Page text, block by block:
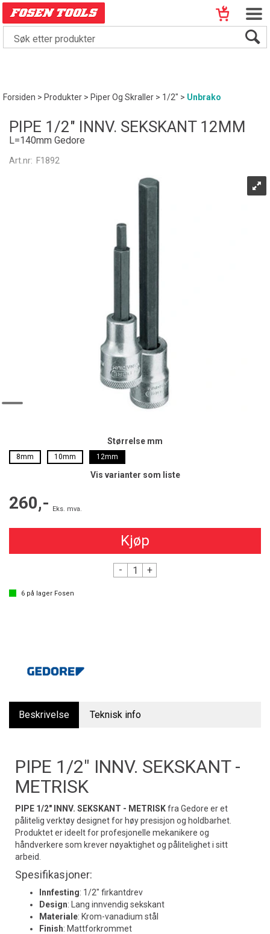
Forsiden>Produkter>Piper Og Skraller>1/2">Unbrako
PIPE 1/2" INNV. SEKSKANT 12MM
L=140mm Gedore
Art.nr: F1892
Størrelse mm
8mm 10mm 12mm
Vis varianter som liste
260,- Eks. mva.
Kjøp
- +
6 på lager Fosen
Beskrivelse Teknisk info
PIPE 1/2" INNV. SEKSKANT -
METRISK
PIPE 1/2" INNV. SEKSKANT - METRISKfra Gedore er et
pålitelig verktøy designet for høy presisjon og holdbarhet.
Produktet er ideelt for profesjonelle mekanikere og
håndverkere som krever nøyaktighet og pålitelighet i sitt
arbeid.
Spesifikasjoner:
Innfesting: 1/2" firkantdrev
Design: Lang innvendig sekskant
Materiale: Krom-vanadium stål
Finish: Mattforkrommet